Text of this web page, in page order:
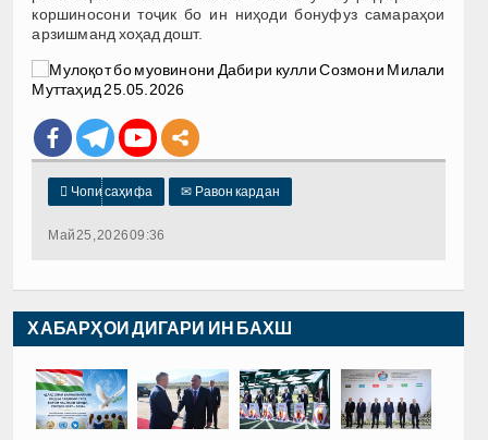
коршиносони тоҷик бо ин ниҳоди бонуфуз самараҳои
арзишманд хоҳад дошт.
 Чопи саҳифа ✉ Равон кардан
Май 25, 2026 09:36
ХАБАРҲОИ ДИГАРИ ИН БАХШ